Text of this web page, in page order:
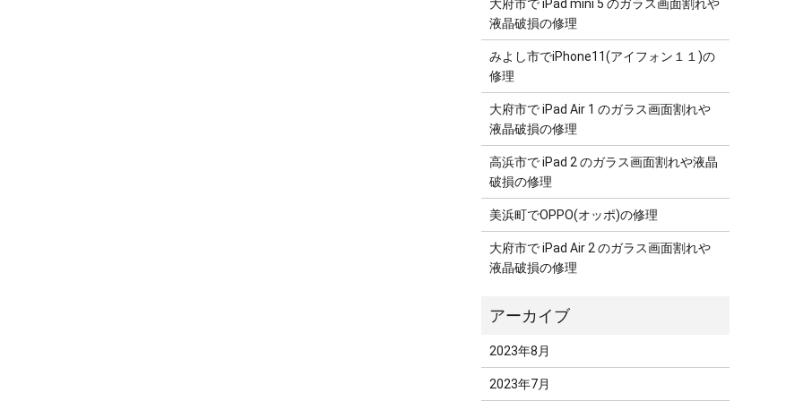
大府市で iPad mini 5 のガラス画面割れや
液晶破損の修理
みよし市でiPhone11(アイフォン１１)の
修理
大府市で iPad Air 1 のガラス画面割れや
液晶破損の修理
高浜市で iPad 2 のガラス画面割れや液晶
破損の修理
美浜町でOPPO(オッポ)の修理
大府市で iPad Air 2 のガラス画面割れや
液晶破損の修理
2023年8月
2023年7月